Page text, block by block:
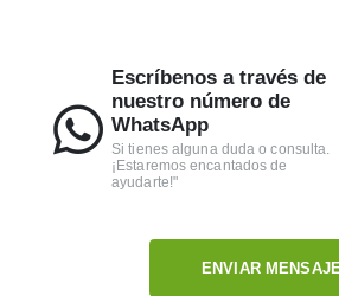
Escríbenos a través de
nuestro número de
WhatsApp
Si tienes alguna duda o consulta.
¡Estaremos encantados de
ayudarte!"
ENVIAR MENSAJE